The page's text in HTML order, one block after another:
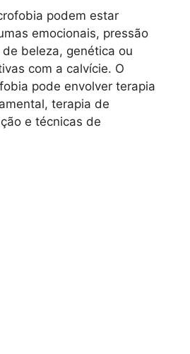
podem estar
emocionais, pressão
beleza, genética ou
com a calvície. O
pode envolver terapia
terapia de
e técnicas de